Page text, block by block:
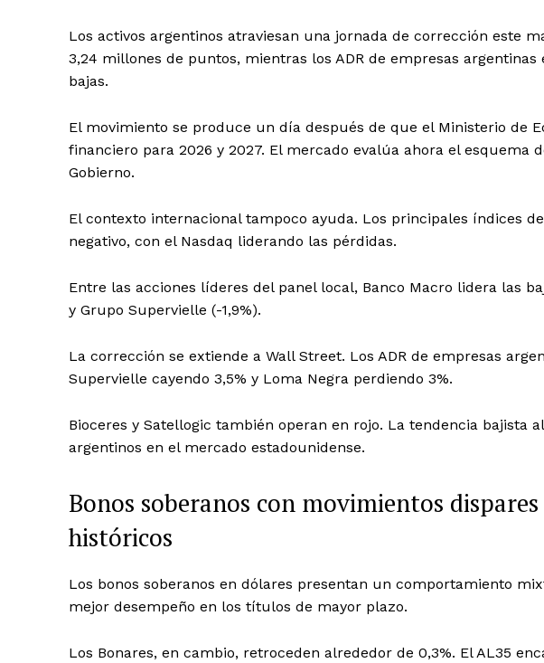
Los activos argentinos atraviesan una jornada de corrección este
3,24 millones de puntos, mientras los ADR de empresas
bajas.
El movimiento se produce un día después de que el Ministerio de
financiero para 2026 y 2027. El mercado evalúa ahora el esquema
Gobierno.
El contexto internacional tampoco ayuda. Los principales índices
negativo, con el Nasdaq liderando las pérdidas.
Entre las acciones líderes del panel local, Banco Macro lidera las
y Grupo Supervielle (-1,9%).
La corrección se extiende a Wall Street. Los ADR de empresas
Supervielle cayendo 3,5% y Loma Negra perdiendo 3%.
Bioceres y Satellogic también operan en rojo. La tendencia bajista
argentinos en el mercado estadounidense.
Bonos soberanos con movimientos
históricos
Los bonos soberanos en dólares presentan un comportamiento
mejor desempeño en los títulos de mayor plazo.
Los Bonares, en cambio, retroceden alrededor de 0,3%. El AL35